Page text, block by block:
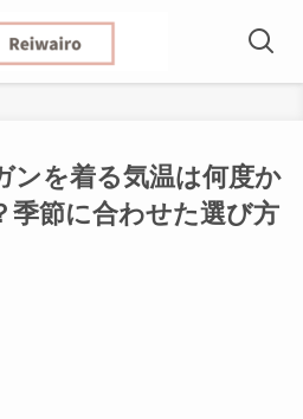
ンを着る気温は何度か
季節に合わせた選び方